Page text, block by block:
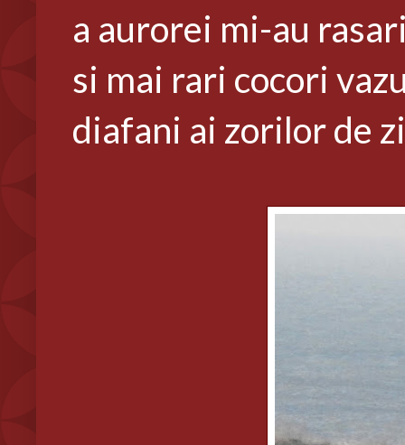
a aurorei mi-au
si mai rari cocori
diafani ai zorilor de